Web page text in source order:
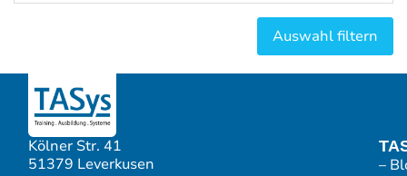
Kölner Str. 41
51379 Leverkusen
–